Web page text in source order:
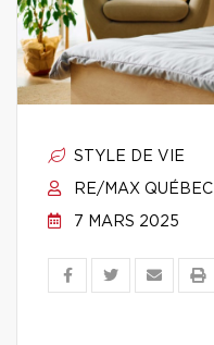
STYLE DE VIE
RE/MAX QUÉBEC
7 MARS 2025